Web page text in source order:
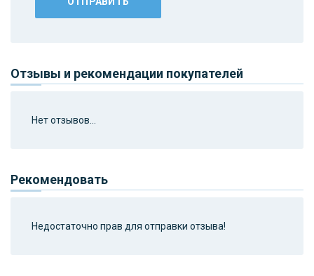
Отзывы и рекомендации покупателей
Нет отзывов...
Рекомендовать
Недостаточно прав для отправки отзыва!